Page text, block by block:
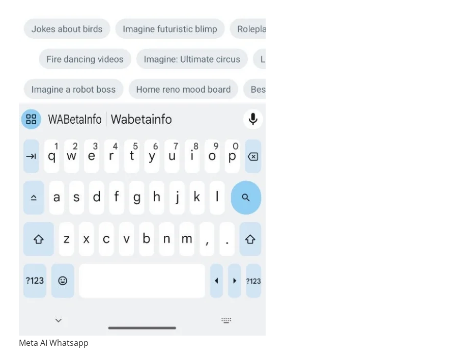
Meta AI Whatsapp